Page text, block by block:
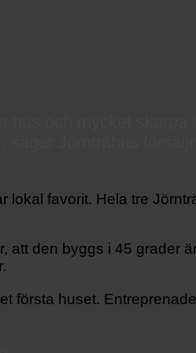
och mycket skarpa
Jörnträhus
lokal favorit. Hela tre
att den byggs i 45 grader
första huset.